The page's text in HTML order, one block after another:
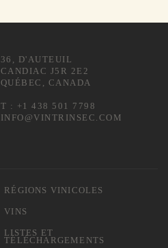
36, D'AUTEUIL
CANDIAC J5R 2E2
QUÉBEC, CANADA
T : +1 438 501 7798
INFO@VINTRINSEC.COM
RÉGIONS VINICOLES
VINS
LISTES ET
TÉLÉCHARGEMENTS